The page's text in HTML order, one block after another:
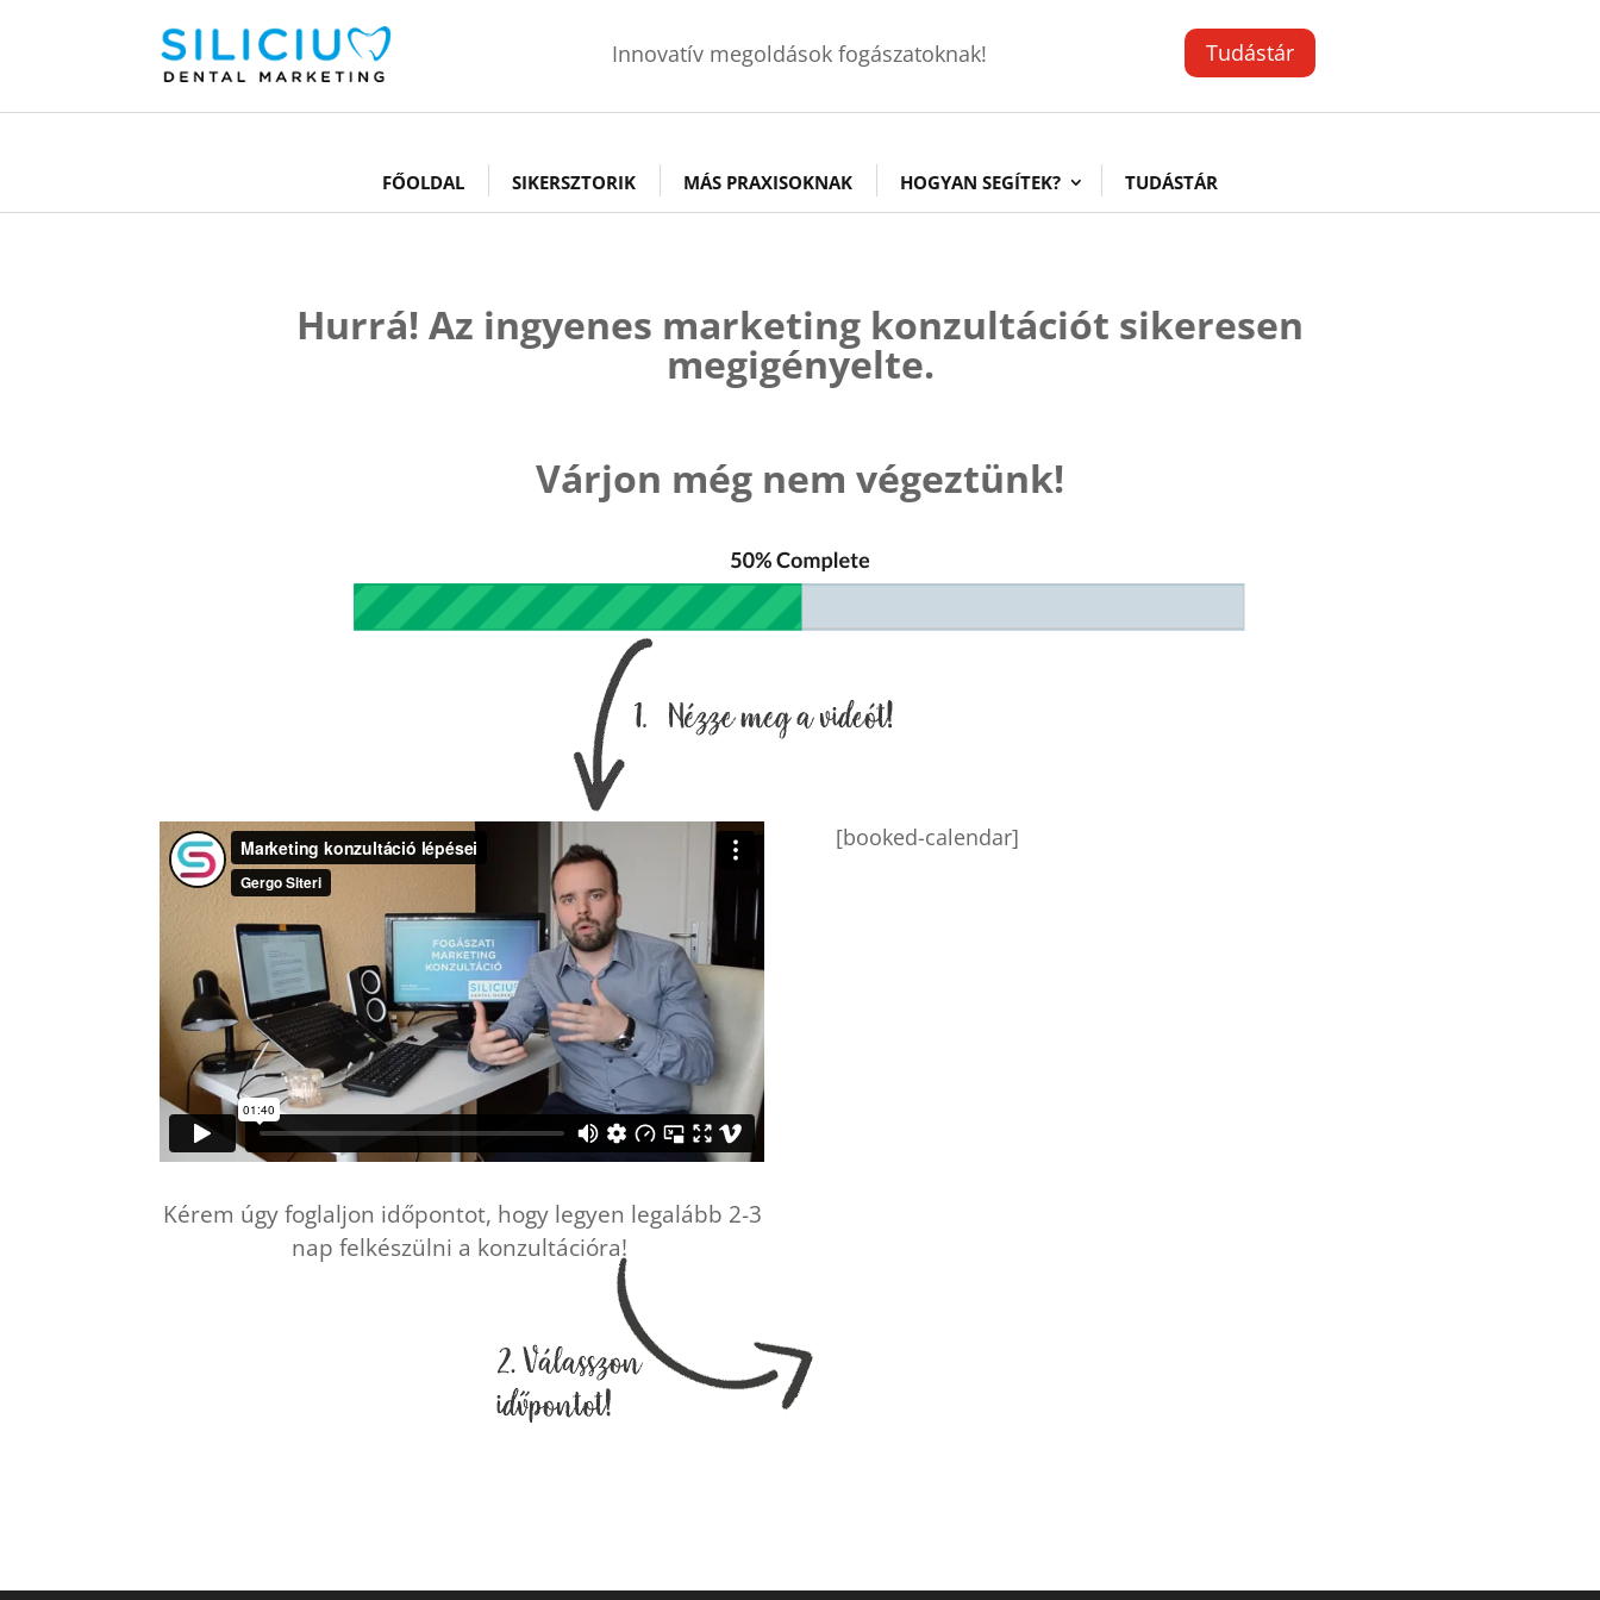
Innovatív megoldások fogászatoknak! Tudástár
FŐOLDAL SIKERSZTORIK MÁS PRAXISOKNAK HOGYAN SEGÍTEK? TUDÁSTÁR
Hurrá! Az ingyenes marketing konzultációt sikeresen
megigényelte.
Várjon még nem végeztünk!
Kérem úgy foglaljon időpontot, hogy legyen legalább 2-3
nap felkészülni a konzultációra!
[booked-calendar]